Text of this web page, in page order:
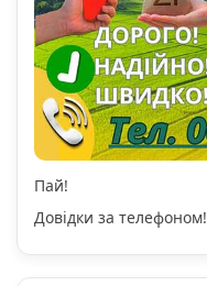
Пай!
Довідки за телефоном!